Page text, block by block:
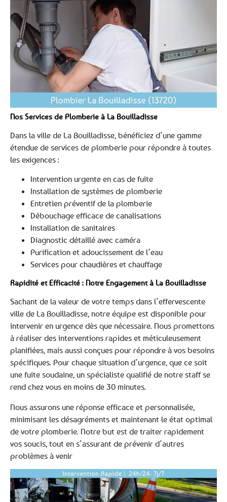
Nos Services de Plomberie à La Bouilladisse
Dans la ville de La Bouilladisse, bénéficiez d’une gamme
étendue de services de plomberie pour répondre à toutes
les exigences :
Intervention urgente en cas de fuite
Installation de systèmes de plomberie
Entretien préventif de la plomberie
Débouchage efficace de canalisations
Installation de sanitaires
Diagnostic détaillé avec caméra
Purification et adoucissement de l’eau
Services pour chaudières et chauffage
Rapidité et Efficacité : Notre Engagement à La Bouilladisse
Sachant de la valeur de votre temps dans l’effervescente
ville de La Bouilladisse, notre équipe est disponible pour
intervenir en urgence dès que nécessaire. Nous promettons
à réaliser des interventions rapides et méticuleusement
planifiées, mais aussi conçues pour répondre à vos besoins
spécifiques. Pour chaque situation d’urgence, que ce soit
une fuite soudaine, un spécialiste qualifié de notre staff se
rend chez vous en moins de 30 minutes.
Nous assurons une réponse efficace et personnalisée,
minimisant les désagréments et maintenant le état optimal
de votre plomberie. Notre but est de traiter rapidement
vos soucis, tout en s’assurant de prévenir d’autres
problèmes à venir